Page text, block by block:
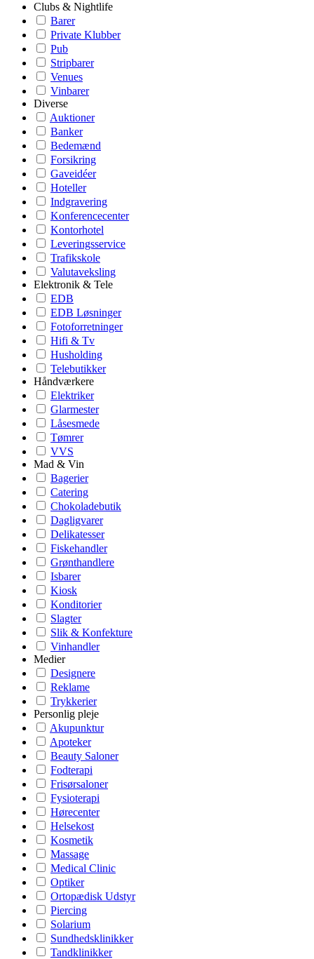
Clubs & Nightlife
Barer
Private Klubber
Pub
Stripbarer
Venues
Vinbarer
Diverse
Auktioner
Banker
Bedemænd
Forsikring
Gaveidéer
Hoteller
Indgravering
Konferencecenter
Kontorhotel
Leveringsservice
Trafikskole
Valutaveksling
Elektronik & Tele
EDB
EDB Løsninger
Fotoforretninger
Hifi & Tv
Husholding
Telebutikker
Håndværkere
Elektriker
Glarmester
Låsesmede
Tømrer
VVS
Mad & Vin
Bagerier
Catering
Chokoladebutik
Dagligvarer
Delikatesser
Fiskehandler
Grønthandlere
Isbarer
Kiosk
Konditorier
Slagter
Slik & Konfekture
Vinhandler
Medier
Designere
Reklame
Trykkerier
Personlig pleje
Akupunktur
Apoteker
Beauty Saloner
Fodterapi
Frisørsaloner
Fysioterapi
Hørecenter
Helsekost
Kosmetik
Massage
Medical Clinic
Optiker
Ortopædisk Udstyr
Piercing
Solarium
Sundhedsklinikker
Tandklinikker